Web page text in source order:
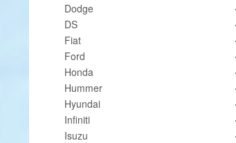
Dodge
DS
Fiat
Ford
Honda
Hummer
Hyundai
Infiniti
Isuzu